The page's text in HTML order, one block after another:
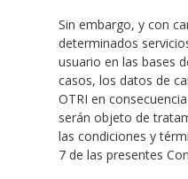
Sin embargo, y con
determinados
usuario en las bases
casos, los datos de
OTRI en
serán objeto de
las condiciones y
7 de las presentes